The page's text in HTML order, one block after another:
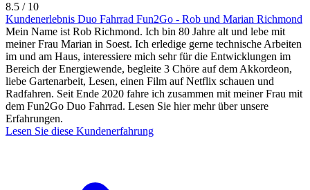
8.5 / 10
Kundenerlebnis Duo Fahrrad Fun2Go - Rob und Marian Richmond
Mein Name ist Rob Richmond. Ich bin 80 Jahre alt und lebe mit
meiner Frau Marian in Soest. Ich erledige gerne technische Arbeiten
im und am Haus, interessiere mich sehr für die Entwicklungen im
Bereich der Energiewende, begleite 3 Chöre auf dem Akkordeon,
liebe Gartenarbeit, Lesen, einen Film auf Netflix schauen und
Radfahren. Seit Ende 2020 fahre ich zusammen mit meiner Frau mit
dem Fun2Go Duo Fahrrad. Lesen Sie hier mehr über unsere
Erfahrungen.
Lesen Sie diese Kundenerfahrung